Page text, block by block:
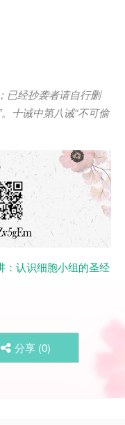
已经抄袭者请自行删
。十诫中第八诫“不可偷
：认识细胞小组的圣经
分享 (0)